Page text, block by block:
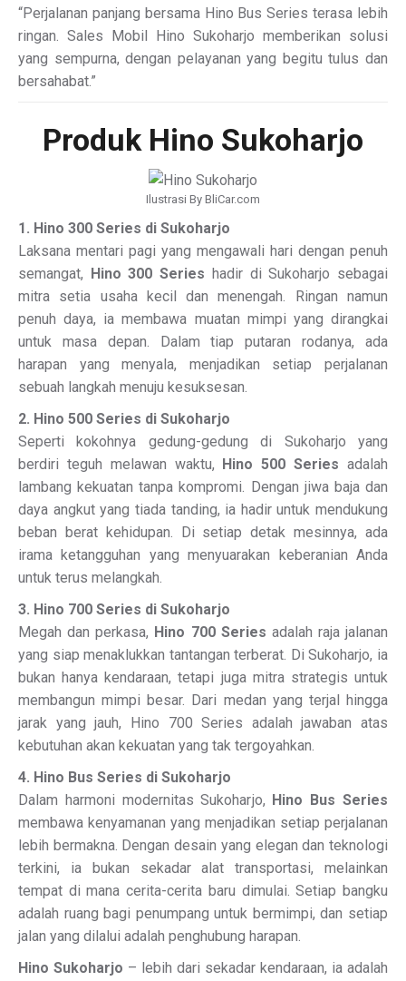
“Perjalanan panjang bersama Hino Bus Series terasa lebih
ringan. Sales Mobil Hino Sukoharjo memberikan solusi
yang sempurna, dengan pelayanan yang begitu tulus dan
bersahabat.”
Produk Hino Sukoharjo
Ilustrasi By BliCar.com
1. Hino 300 Series di Sukoharjo
Laksana mentari pagi yang mengawali hari dengan penuh
semangat, Hino 300 Series hadir di Sukoharjo sebagai
mitra setia usaha kecil dan menengah. Ringan namun
penuh daya, ia membawa muatan mimpi yang dirangkai
untuk masa depan. Dalam tiap putaran rodanya, ada
harapan yang menyala, menjadikan setiap perjalanan
sebuah langkah menuju kesuksesan.
2. Hino 500 Series di Sukoharjo
Seperti kokohnya gedung-gedung di Sukoharjo yang
berdiri teguh melawan waktu, Hino 500 Series adalah
lambang kekuatan tanpa kompromi. Dengan jiwa baja dan
daya angkut yang tiada tanding, ia hadir untuk mendukung
beban berat kehidupan. Di setiap detak mesinnya, ada
irama ketangguhan yang menyuarakan keberanian Anda
untuk terus melangkah.
3. Hino 700 Series di Sukoharjo
Megah dan perkasa, Hino 700 Series adalah raja jalanan
yang siap menaklukkan tantangan terberat. Di Sukoharjo, ia
bukan hanya kendaraan, tetapi juga mitra strategis untuk
membangun mimpi besar. Dari medan yang terjal hingga
jarak yang jauh, Hino 700 Series adalah jawaban atas
kebutuhan akan kekuatan yang tak tergoyahkan.
4. Hino Bus Series di Sukoharjo
Dalam harmoni modernitas Sukoharjo, Hino Bus Series
membawa kenyamanan yang menjadikan setiap perjalanan
lebih bermakna. Dengan desain yang elegan dan teknologi
terkini, ia bukan sekadar alat transportasi, melainkan
tempat di mana cerita-cerita baru dimulai. Setiap bangku
adalah ruang bagi penumpang untuk bermimpi, dan setiap
jalan yang dilalui adalah penghubung harapan.
Hino Sukoharjo – lebih dari sekadar kendaraan, ia adalah